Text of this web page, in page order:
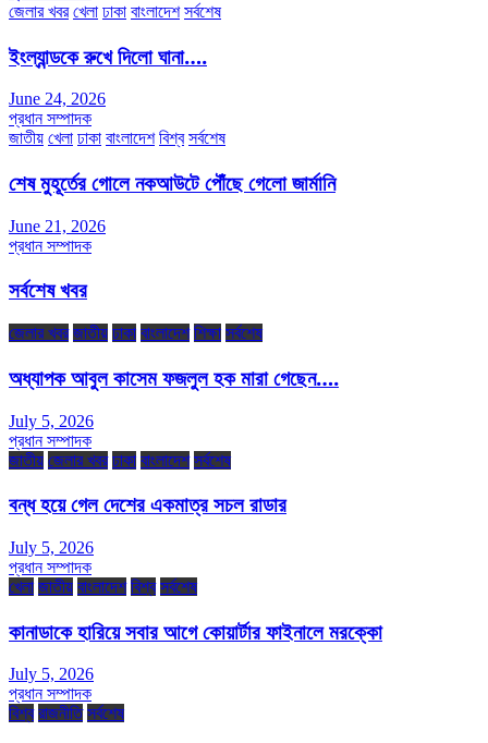
জেলার খবর খেলা ঢাকা বাংলাদেশ সর্বশেষ
ইংল্যান্ডকে রুখে দিলো ঘানা….
June 24, 2026
প্রধান সম্পাদক
জাতীয় খেলা ঢাকা বাংলাদেশ বিশ্ব সর্বশেষ
শেষ মুহূর্তের গোলে নকআউটে পৌঁছে গেলো জার্মানি
June 21, 2026
প্রধান সম্পাদক
সর্বশেষ খবর
জেলার খবর জাতীয় ঢাকা বাংলাদেশ শিক্ষা সর্বশেষ
অধ্যাপক আবুল কাসেম ফজলুল হক মারা গেছেন….
July 5, 2026
প্রধান সম্পাদক
জাতীয় জেলার খবর ঢাকা বাংলাদেশ সর্বশেষ
বন্ধ হয়ে গেল দেশের একমাত্র সচল রাডার
July 5, 2026
প্রধান সম্পাদক
খেলা জাতীয় বাংলাদেশ বিশ্ব সর্বশেষ
কানাডাকে হারিয়ে সবার আগে কোয়ার্টার ফাইনালে মরক্কো
July 5, 2026
প্রধান সম্পাদক
বিশ্ব রাজনীতি সর্বশেষ